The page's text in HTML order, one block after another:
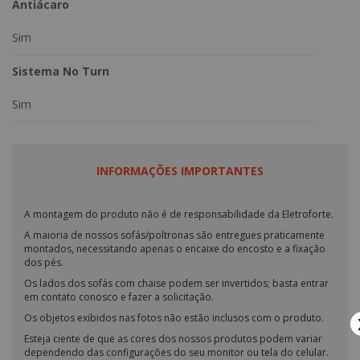
Antiácaro
Sim
Sistema No Turn
Sim
INFORMAÇÕES IMPORTANTES
A montagem do produto não é de responsabilidade da Eletroforte.
A maioria de nossos sofás/poltronas são entregues praticamente
montados, necessitando apenas o encaixe do encosto e a fixação
dos pés.
Os lados dos sofás com chaise podem ser invertidos; basta entrar
em contato conosco e fazer a solicitação.
Os objetos exibidos nas fotos não estão inclusos com o produto.
Esteja ciente de que as cores dos nossos produtos podem variar
dependendo das configurações do seu monitor ou tela do celular.